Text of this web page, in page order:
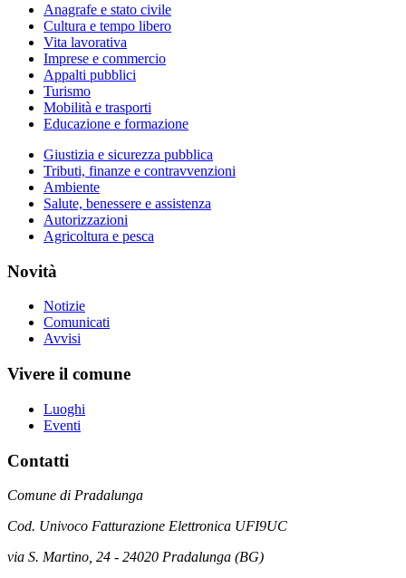
Anagrafe e stato civile
Cultura e tempo libero
Vita lavorativa
Imprese e commercio
Appalti pubblici
Turismo
Mobilità e trasporti
Educazione e formazione
Giustizia e sicurezza pubblica
Tributi, finanze e contravvenzioni
Ambiente
Salute, benessere e assistenza
Autorizzazioni
Agricoltura e pesca
Novità
Notizie
Comunicati
Avvisi
Vivere il comune
Luoghi
Eventi
Contatti
Comune di Pradalunga
Cod. Univoco Fatturazione Elettronica UFI9UC
via S. Martino, 24 - 24020 Pradalunga (BG)